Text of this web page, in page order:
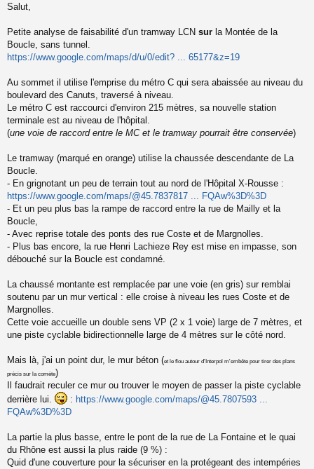
e
s
g
e
o
n
u
Salut,
Petite analyse de faisabilité d'un tramway LCN sur la Montée de la
Boucle, sans tunnel.
https://www.google.com/maps/d/u/0/edit? ... 65177&z=19
Au sommet il utilise l'emprise du métro C qui sera abaissée au niveau du
boulevard des Canuts, traversé à niveau.
Le métro C est raccourci d'environ 215 mètres, sa nouvelle station
terminale est au niveau de l'hôpital.
(une voie de raccord entre le MC et le tramway pourrait être conservée)
Le tramway (marqué en orange) utilise la chaussée descendante de La
Boucle.
- En grignotant un peu de terrain tout au nord de l'Hôpital X-Rousse :
https://www.google.com/maps/@45.7837817 ... FQAw%3D%3D
- Et un peu plus bas la rampe de raccord entre la rue de Mailly et la
Boucle,
- Avec reprise totale des ponts des rue Coste et de Margnolles.
- Plus bas encore, la rue Henri Lachieze Rey est mise en impasse, son
débouché sur la Boucle est condamné.
La chaussé montante est remplacée par une voie (en gris) sur remblai
soutenu par un mur vertical : elle croise à niveau les rues Coste et de
Margnolles.
Cette voie accueille un double sens VP (2 x 1 voie) large de 7 mètres, et
une piste cyclable bidirectionnelle large de 4 mètres sur le côté nord.
Mais là, j'ai un point dur, le mur béton (et le flou autour d'Interpol m'embête pour tirer des plans
précis sur la comète)
Il faudrait reculer ce mur ou trouver le moyen de passer la piste cyclable
derrière lui.
: https://www.google.com/maps/@45.7807593 ...
FQAw%3D%3D
La partie la plus basse, entre le pont de la rue de La Fontaine et le quai
du Rhône est aussi la plus raide (9 %) :
Quid d'une couverture pour la sécuriser en la protégeant des intempéries